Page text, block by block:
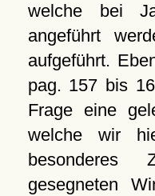
welche bei
angeführt
aufgeführt.
pag. 157 bis
Frage eine
welche wir
besonderes
gesegneten